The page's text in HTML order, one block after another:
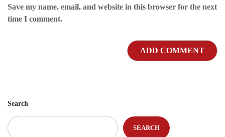
Save my name, email, and website in this browser for the next
time I comment.
Search
SEARCH